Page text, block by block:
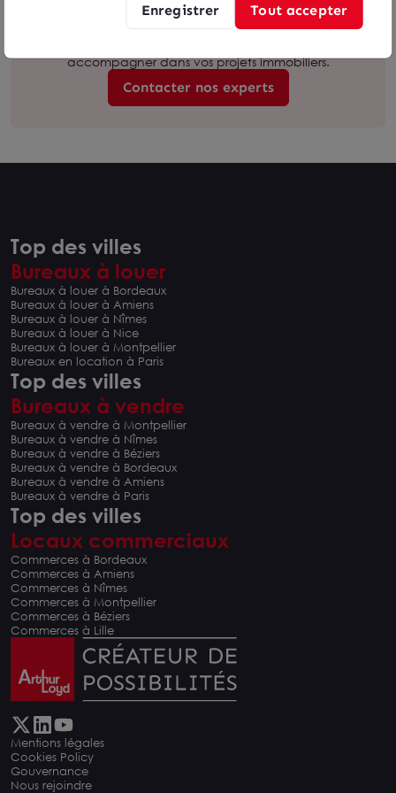
Besoin d'être accompagné ?
accompagner dans vos projets immobiliers.
Contacter nos experts
Top des villes
Bureaux à louer
Bureaux à louer à Bordeaux
Bureaux à louer à Amiens
Bureaux à louer à Nîmes
Bureaux à louer à Nice
Bureaux à louer à Montpellier
Bureaux en location à Paris
Top des villes
Bureaux à vendre
Bureaux à vendre à Montpellier
Bureaux à vendre à Nîmes
Bureaux à vendre à Béziers
Bureaux à vendre à Bordeaux
Bureaux à vendre à Amiens
Bureaux à vendre à Paris
Top des villes
Locaux commerciaux
Commerces à Bordeaux
Commerces à Amiens
Commerces à Nîmes
Commerces à Montpellier
Commerces à Béziers
Commerces à Lille
Mentions légales
Cookies Policy
Gouvernance
Nous rejoindre
Enregistrer Tout accepter